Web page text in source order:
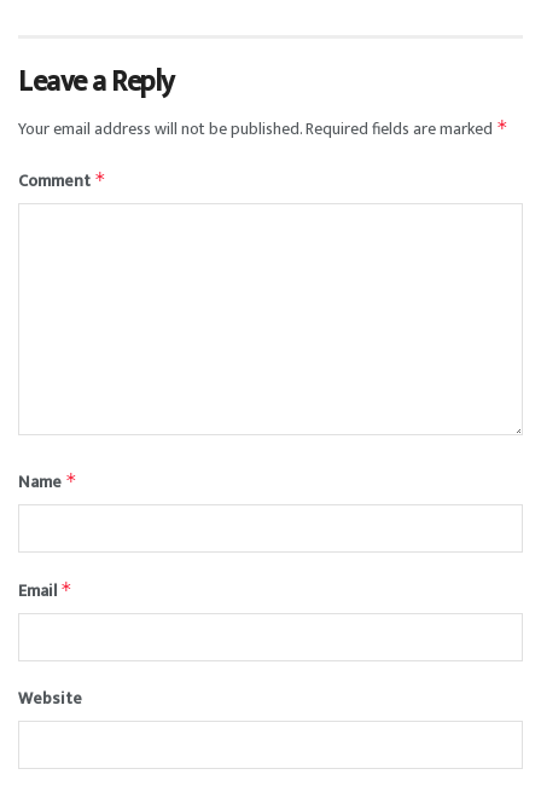
Leave a Reply
Your email address will not be published.Required fields are marked *
Comment *
Name *
Email *
Website